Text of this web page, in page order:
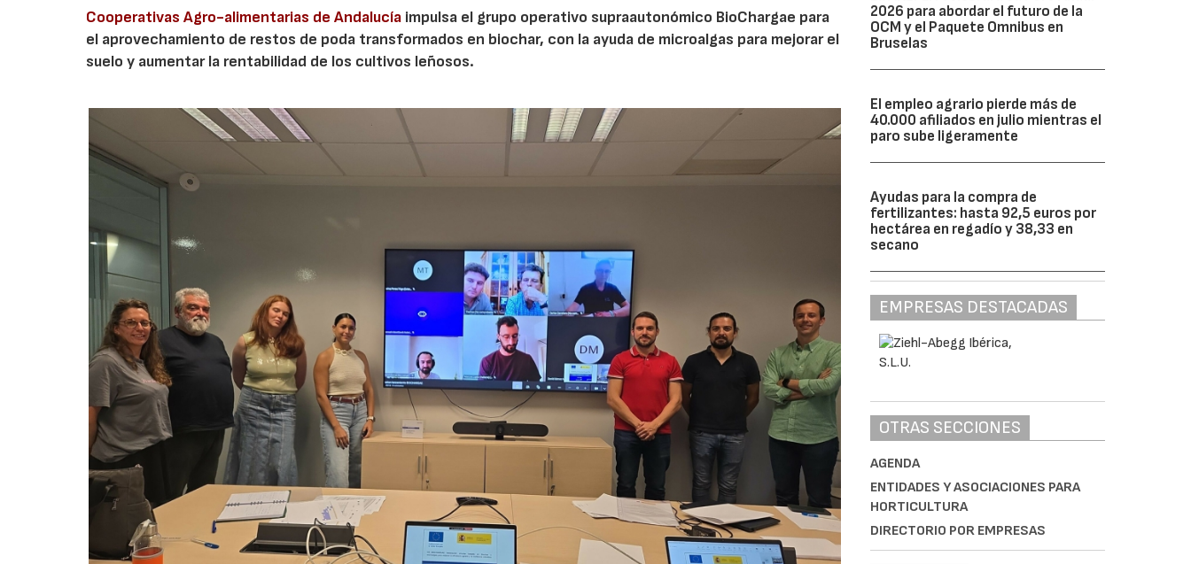
Cooperativas Agro-alimentarias de Andalucía impulsa el grupo operativo supraautonómico BioChargae para
el aprovechamiento de restos de poda transformados en biochar, con la ayuda de microalgas para mejorar el
suelo y aumentar la rentabilidad de los cultivos leñosos.
2026 para abordar el futuro de la
OCM y el Paquete Omnibus en
Bruselas
El empleo agrario pierde más de
40.000 afiliados en julio mientras el
paro sube ligeramente
Ayudas para la compra de
fertilizantes: hasta 92,5 euros por
hectárea en regadío y 38,33 en
secano
EMPRESAS DESTACADAS
OTRAS SECCIONES
AGENDA
ENTIDADES Y ASOCIACIONES PARA
HORTICULTURA
DIRECTORIO POR EMPRESAS